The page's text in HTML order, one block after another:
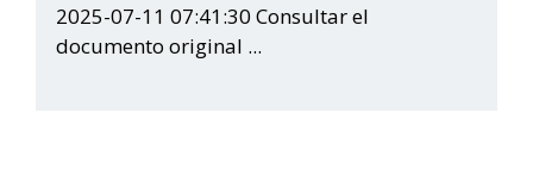
2025-07-11 07:41:30 Consultar el
documento original ...